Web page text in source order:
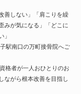
善しない」「肩こりを繰
みが気になる」「どこに
」
駅南口の万町接骨院へご
格者が一人おひとりのお
ながら根本改善を目指し